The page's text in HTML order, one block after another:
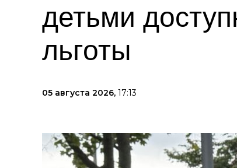
детьми
льготы
05 августа 2026, 17:13